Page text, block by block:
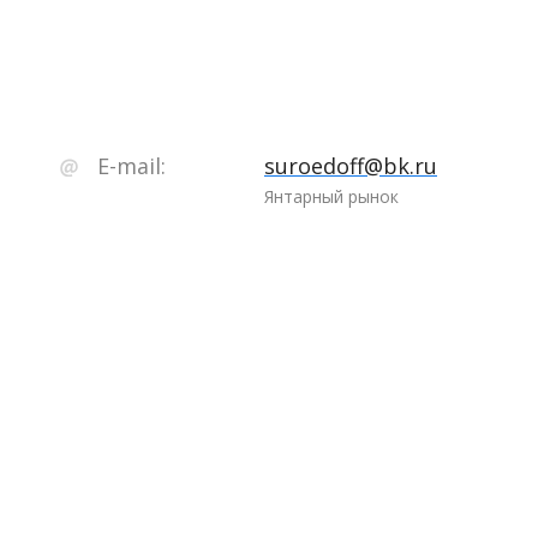
E-mail: suroedoff@bk.ru
Янтарный рынок